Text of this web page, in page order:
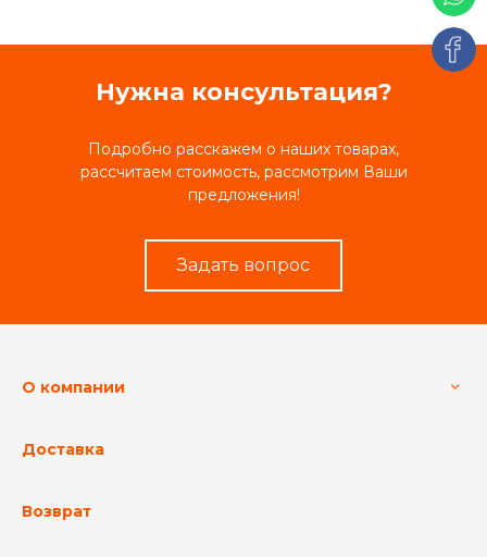
Нужна консультация?
Подробно расскажем о наших товарах,
рассчитаем стоимость, рассмотрим Ваши
предложения!
Задать вопрос
О компании
Доставка
Возврат